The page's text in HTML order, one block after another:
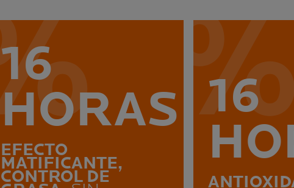
16
HORAS
EFECTO
MATIFICANTE,
CONTROL DE
16